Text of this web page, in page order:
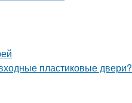
пластиковые двери?